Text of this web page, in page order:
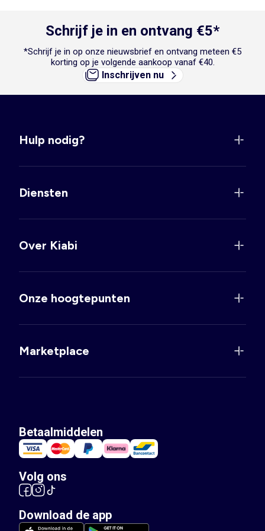
Schrijf je in en ontvang €5*
*Schrijf je in op onze nieuwsbrief en ontvang meteen €5
korting op je volgende aankoop vanaf €40.
Inschrijven nu
Hulp nodig?
Diensten
Over Kiabi
Onze hoogtepunten
Marketplace
Betaalmiddelen
Volg ons
Download de app